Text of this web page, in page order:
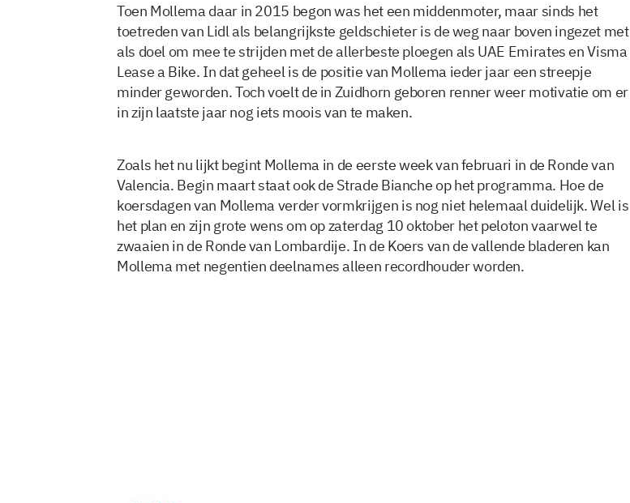
Toen Mollema daar in 2015 begon was het een middenmoter, maar sinds het
toetreden van Lidl als belangrijkste geldschieter is de weg naar boven ingezet met
als doel om mee te strijden met de allerbeste ploegen als UAE Emirates en Visma
Lease a Bike. In dat geheel is de positie van Mollema ieder jaar een streepje
minder geworden. Toch voelt de in Zuidhorn geboren renner weer motivatie om er
in zijn laatste jaar nog iets moois van te maken.
Zoals het nu lijkt begint Mollema in de eerste week van februari in de Ronde van
Valencia. Begin maart staat ook de Strade Bianche op het programma. Hoe de
koersdagen van Mollema verder vormkrijgen is nog niet helemaal duidelijk. Wel is
het plan en zijn grote wens om op zaterdag 10 oktober het peloton vaarwel te
zwaaien in de Ronde van Lombardije. In de Koers van de vallende bladeren kan
Mollema met negentien deelnames alleen recordhouder worden.